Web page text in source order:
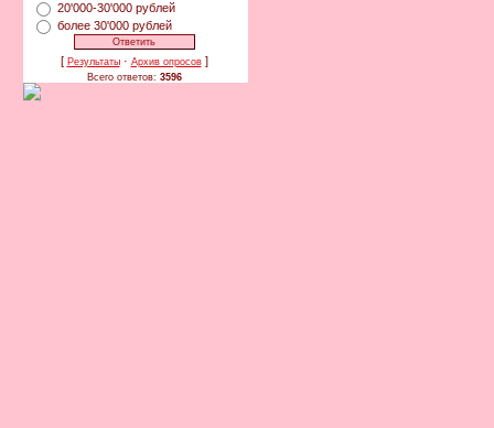
20'000-30'000 рублей
более 30'000 рублей
[ Результаты· Архив опросов]
Всего ответов: 3596